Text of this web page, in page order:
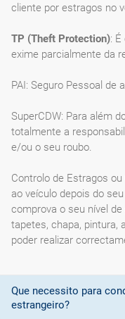
cliente por estragos no
TP (Theft Protection):
exime parcialmente da
PAI: Seguro Pessoal de
SuperCDW: Para além
totalmente a
e/ou o seu roubo.
Controlo de Estragos
ao veículo depois do
comprova o seu nível
tapetes, chapa, pintura,
poder realizar
Que necessito para
estrangeiro?